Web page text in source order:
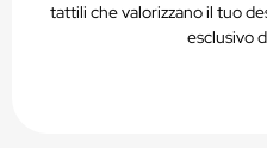
tattili che valorizzano il tuo
esclusivo